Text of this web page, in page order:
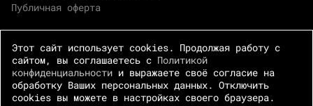
Публичная оферта
Этот сайт использует cookies. Продолжая работу с
сайтом, вы соглашаетесь с Политикой
конфиденциальности и выражаете своё согласие на
обработку Ваших персональных данных. Отключить
cookies вы можете в настройках своего браузера.